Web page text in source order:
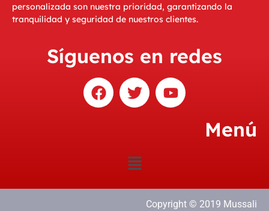
personalizada son nuestra prioridad, garantizando la
tranquilidad y seguridad de nuestros clientes.
Síguenos en redes
Menú
Copyright © 2019 Mussali